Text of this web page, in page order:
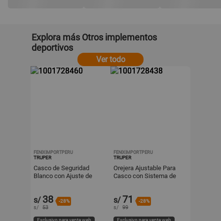
Explora más Otros implementos
deportivos
Ver todo
FENIXIMPORTPERU
TRUPER
Casco de Seguridad
Blanco con Ajuste de
s/ 38 -28%
s/ 53
Exclusivo para venta web
FENIXIMPORTPERU
TRUPER
Orejera Ajustable Para
Casco con Sistema de
s/71 -28%
s/ 99
Exclusivo para venta web